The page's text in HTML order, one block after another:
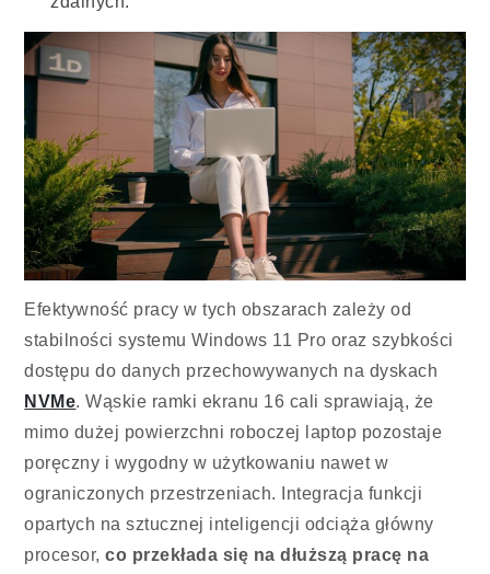
Efektywność pracy w tych obszarach zależy od
stabilności systemu Windows 11 Pro oraz szybkości
dostępu do danych przechowywanych na dyskach
NVMe. Wąskie ramki ekranu 16 cali sprawiają, że
mimo dużej powierzchni roboczej laptop pozostaje
poręczny i wygodny w użytkowaniu nawet w
ograniczonych przestrzeniach. Integracja funkcji
opartych na sztucznej inteligencji odciąża główny
procesor,co przekłada się na dłuższą pracę na